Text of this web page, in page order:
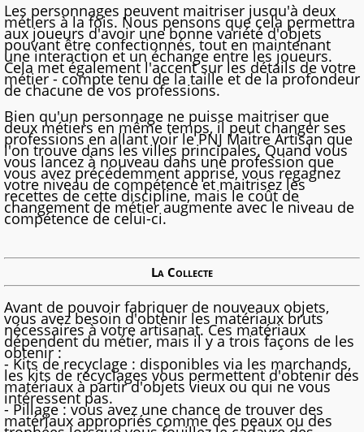
Les personnages peuvent maitriser jusqu'à deux
métiers à la fois. Nous pensons que cela permettra
aux joueurs d'avoir une bonne variété d'objets
pouvant être confectionnés, tout en maintenant
une interaction et un échange entre les joueurs.
Cela met également l'accent sur les détails de votre
métier - compte tenu de la taille et de la profondeur
de chacune de vos professions.
Bien qu'un personnage ne puisse maitriser que
deux métiers en même temps, il peut changer ses
professions en allant voir le PNJ Maitre Artisan que
l'on trouve dans les villes principales. Quand vous
vous lancez à nouveau dans une profession que
vous avez précédemment apprise, vous regagnez
votre niveau de compétence et maitrisez les
recettes de cette discipline, mais le coût de
changement de métier augmente avec le niveau de
compétence de celui-ci.
La Collecte
Avant de pouvoir fabriquer de nouveaux objets,
vous avez besoin d'obtenir les matériaux bruts
nécessaires à votre artisanat. Ces matériaux
dépendent du métier, mais il y a trois façons de les
obtenir :
- Kits de recyclage : disponibles via les marchands,
les kits de recyclages vous permettent d'obtenir des
matériaux à partir d'objets vieux ou qui ne vous
intéressent pas.
- Pillage : vous avez une chance de trouver des
matériaux appropriés comme des peaux ou des